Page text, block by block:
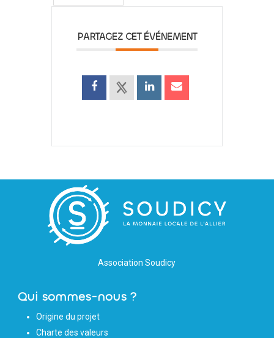
PARTAGEZ CET ÉVÉNEMENT
Association Soudicy
Qui sommes-nous ?
Origine du projet
Charte des valeurs